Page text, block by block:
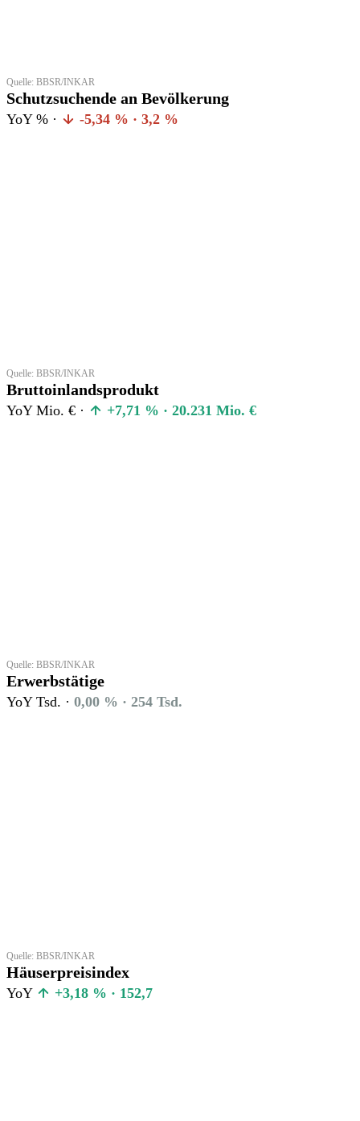
Quelle: BBSR/INKAR
Schutzsuchende an Bevölkerung
YoY % · -5,34 % · 3,2 %
Quelle: BBSR/INKAR
Bruttoinlandsprodukt
YoY Mio. € · +7,71 % · 20.231 Mio. €
Quelle: BBSR/INKAR
Erwerbstätige
YoY Tsd. · 0,00 % · 254 Tsd.
Quelle: BBSR/INKAR
Häuserpreisindex
YoY +3,18 % · 152,7